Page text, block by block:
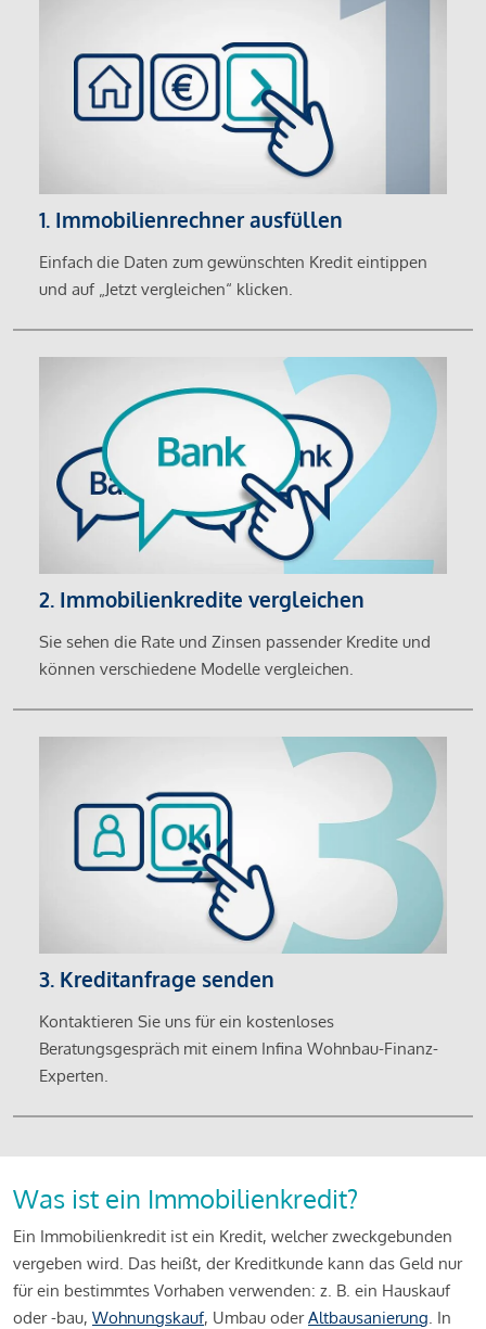
1. Immobilienrechner ausfüllen
Einfach die Daten zum gewünschten Kredit eintippen
und auf „Jetzt vergleichen“ klicken.
2. Immobilienkredite vergleichen
Sie sehen die Rate und Zinsen passender Kredite und
können verschiedene Modelle vergleichen.
3. Kreditanfrage senden
Kontaktieren Sie uns für ein kostenloses
Beratungsgespräch mit einem Infina Wohnbau-Finanz-
Experten.
Was ist ein Immobilienkredit?
Ein Immobilienkredit ist ein Kredit, welcher zweckgebunden
vergeben wird. Das heißt, der Kreditkunde kann das Geld nur
für ein bestimmtes Vorhaben verwenden: z. B. ein Hauskauf
oder -bau, Wohnungskauf, Umbau oderAltbausanierung. In